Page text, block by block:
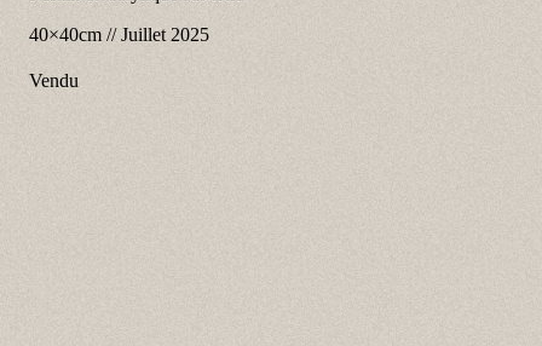
40×40cm //Juillet 2025
Vendu